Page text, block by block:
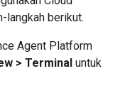
langkah berikut.
Agent Platform
> Terminal untuk